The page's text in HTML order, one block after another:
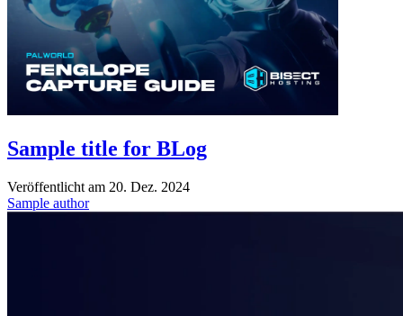
Sample title for BLog
Veröffentlicht am 20. Dez. 2024
Sample author